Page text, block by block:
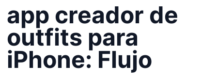
app creador de
outfits para
iPhone: Flujo